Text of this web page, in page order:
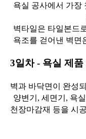
욕실 공사에서 가장
벽타일은 타일본드
욕조를 걷어낸 벽면
3일차 - 욕실 제품
벽과 바닥면이 완성
양변기, 세면기, 욕
천장마감재 등을 시